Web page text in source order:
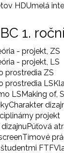
HDUmelá
1.
- projekt, ZS
- projekt, LS
prostredia ZS
prostredia LS
LSMaking of,
Charakter
projekt
Púťová
Tímové
FTF